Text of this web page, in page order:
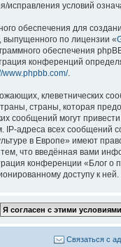
исправления условий
обеспечения для
выпущенного по лицензии «
обеспечения
конференций
www.phpbb.com/.
клеветнических
страны, которая
сообщений могут
IP-адреса всех
в Европе» имеют
что введённая вами
конференции «Блог о
доступу к ней.
Связаться с